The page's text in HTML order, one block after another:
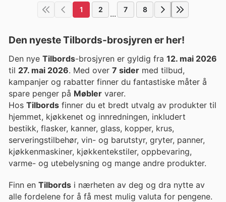
1 2 ... 7 8
Den nyeste Tilbords-brosjyren er her!
Den nye Tilbords-brosjyren er gyldig fra 12. mai 2026
til 27. mai 2026. Med over 7 sider med tilbud,
kampanjer og rabatter finner du fantastiske måter å
spare penger på Møbler varer.
Hos Tilbords finner du et bredt utvalg av produkter til
hjemmet, kjøkkenet og innredningen, inkludert
bestikk, flasker, kanner, glass, kopper, krus,
serveringstilbehør, vin- og barutstyr, gryter, panner,
kjøkkenmaskiner, kjøkkentekstiler, oppbevaring,
varme- og utebelysning og mange andre produkter.
Finn en Tilbords i nærheten av deg og dra nytte av
alle fordelene for å få mest mulig valuta for pengene.